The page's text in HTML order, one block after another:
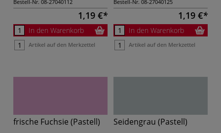
Bestell-Nr. 08-27040112
1,19 €
In den Warenkorb
Artikel auf den Merkzettel
Bestell-Nr. 08-27040125
1,19 €
In den Warenkorb
Artikel auf den Merkzettel
frische Fuchsie (Pastell) Seidengrau (Pastell)